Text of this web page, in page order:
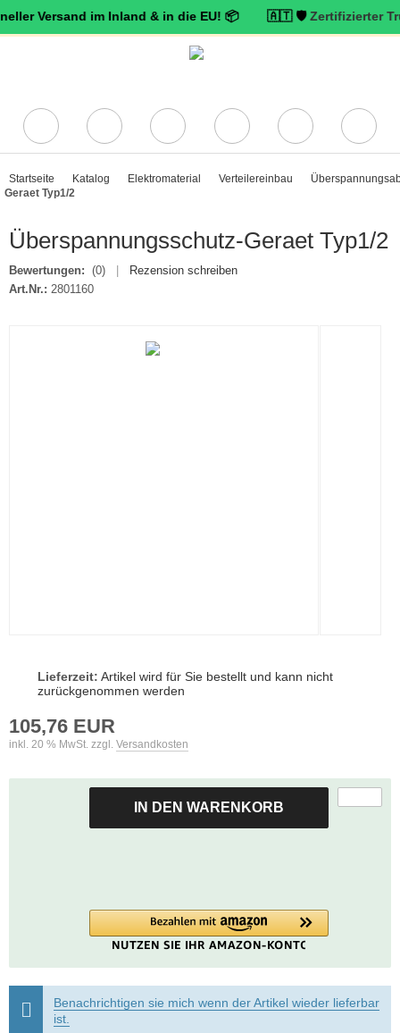
im Inland & in die EU! 📦 🇦🇹 🛡️ Zertifizierter Trusted
Startseite Katalog Elektromaterial Verteilereinbau
Geraet Typ1/2
Überspannungsschutz-Geraet Typ1/2
Bewertungen: (0)
Rezension schreiben
Art.Nr.: 2801160
Lieferzeit: Artikel wird für Sie bestellt und kann nicht
zurückgenommen werden
105,76 EUR
inkl. 20 % MwSt. zzgl. Versandkosten
IN DEN WARENKORB
Benachrichtigen sie mich wenn der Artikel wieder lieferbar
ist.